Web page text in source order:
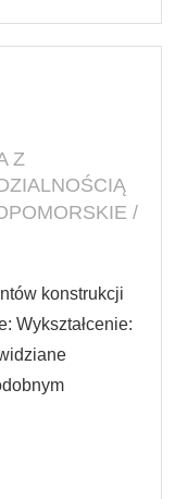
Z
/
konstrukcji
Wykształcenie: